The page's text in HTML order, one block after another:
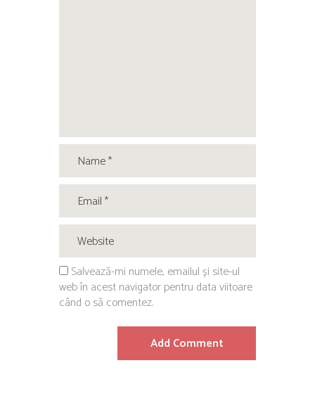
Salvează-mi numele, emailul și site-ul
web în acest navigator pentru data viitoare
când o să comentez.